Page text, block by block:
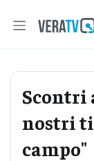
Scontri
nostri
campo"